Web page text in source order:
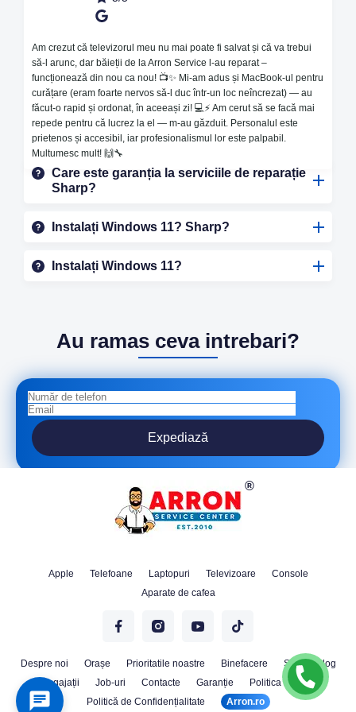
Am crezut că televizorul meu nu mai poate fi salvat și că va trebui
să-l arunc, dar băieții de la Arron Service l-au reparat –
funcționează din nou ca nou! 📺✨ Mi-am adus și MacBook-ul pentru
curățare (eram foarte nervos să-l duc într-un loc neîncrezat) — au
făcut-o rapid și ordonat, în aceeași zi! 💻⚡️ Am cerut să se facă mai
repede pentru că lucrez la el — m-au găzduit. Personalul este
prietenos și accesibil, iar profesionalismul lor este palpabil.
Multumesc mult! 🙌🔧
Întrebări frecvente
despre reparații
Sharp
Care este garanția la serviciile de reparație
Sharp?
Instalați Windows 11? Sharp?
Instalați Windows 11?
Au ramas ceva intrebari?
Expediază
Apple Telefoane Laptopuri Televizoare
Console
Aparate de cafea
Despre noi Orașe Prioritatile noastre Binefacere Stiri
Blog
Angajații
Job-uri Contacte Garanție
Politica Cookie
Politică de Confidențialitate
Arron.ro